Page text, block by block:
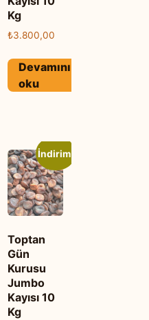
Kg
₺3.800,00
Devamını
oku
İndirim!
Toptan
Gün
Kurusu
Jumbo
Kayısı 10
Kg